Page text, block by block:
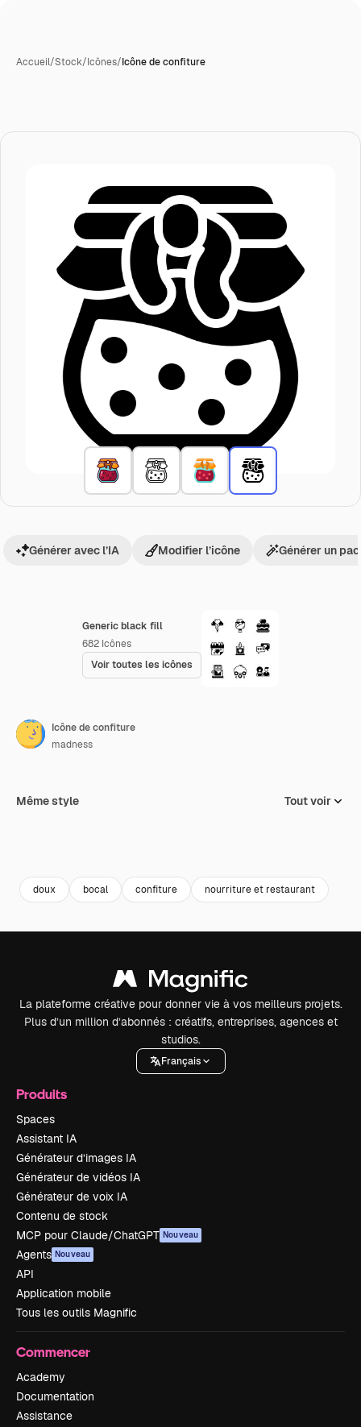
Accueil/Stock/Icônes/Icône de confiture
Generic black fill
682 Icônes
Voir toutes les icônes
Générer avec l’IA Modifier l’icône Générer un
Icône de confiture
madness
Même style Tout voir
doux bocal confiture nourriture et restaurant
La plateforme créative pour donner vie à vos meilleurs projets.
Plus d’un million d’abonnés : créatifs, entreprises, agences et
studios.
Français
Produits
Spaces
Assistant IA
Générateur d’images IA
Générateur de vidéos IA
Générateur de voix IA
Contenu de stock
MCP pour Claude/ChatGPT Nouveau
Agents Nouveau
API
Application mobile
Tous les outils Magnific
Commencer
Academy
Documentation
Assistance